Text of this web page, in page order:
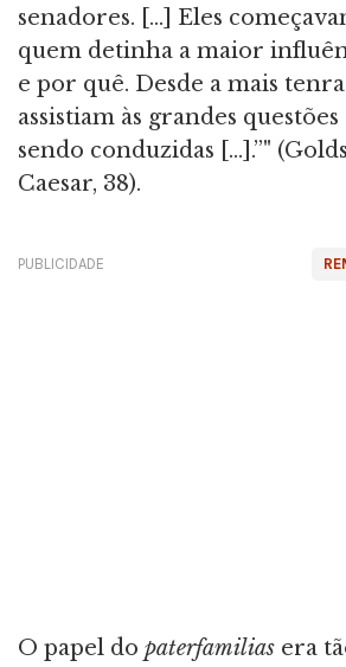
senadores. [...] Eles
quem detinha a maior
e por quê. Desde a mais
assistiam às grandes
sendo conduzidas […].”"
Caesar, 38).
PUBLICIDADE
O papel do paterfamilias era